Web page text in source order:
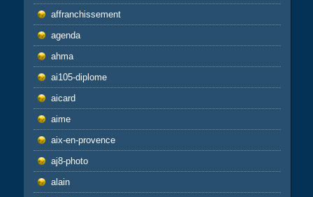
affranchissement
agenda
ahma
ai105-diplome
aicard
aime
aix-en-provence
aj8-photo
alain